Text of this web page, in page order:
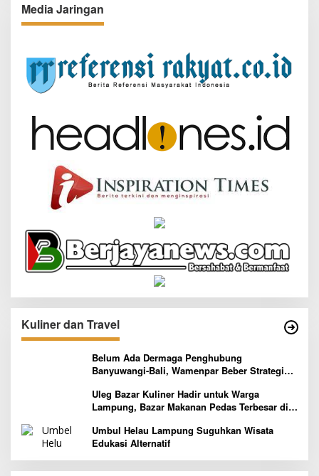
Media Jaringan
Kuliner dan Travel
Belum Ada Dermaga Penghubung
Banyuwangi-Bali, Wamenpar Beber Strategi
Uleg Bazar Kuliner Hadir untuk Warga
Lampung, Bazar Makanan Pedas Terbesar di
Umbul Helau Lampung Suguhkan Wisata
Edukasi Alternatif